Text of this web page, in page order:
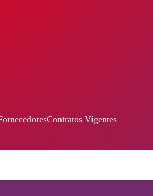
Contratos Vigentes